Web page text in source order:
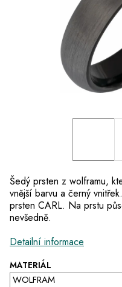
MATERIÁL
Šedý prsten z wolframu,
vnější barvu a černý
prsten CARL. Na prstu
nevšedně.
Detailní informace